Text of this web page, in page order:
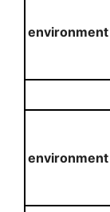
environment
environment